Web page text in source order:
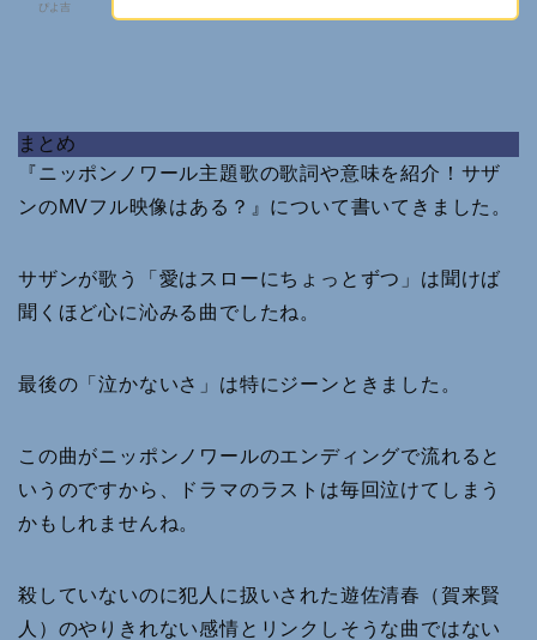
ぴよ吉
まとめ
『ニッポンノワール主題歌の歌詞や意味を紹介！サザ
ンのMVフル映像はある？』について書いてきました。
サザンが歌う「愛はスローにちょっとずつ」は聞けば
聞くほど心に沁みる曲でしたね。
最後の「泣かないさ」は特にジーンときました。
この曲がニッポンノワールのエンディングで流れると
いうのですから、ドラマのラストは毎回泣けてしまう
かもしれませんね。
殺していないのに犯人に扱いされた遊佐清春（賀来賢
人）のやりきれない感情とリンクしそうな曲ではない